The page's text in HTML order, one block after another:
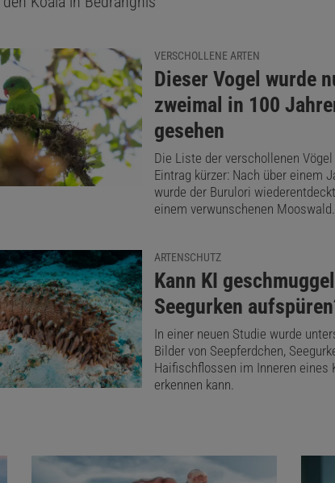
VERSCHOLLENE ARTEN
:
Dieser Vogel wurde
zweimal in 100
gesehen
Die Liste der verschollenen
Eintrag kürzer: Nach über einem
wurde der Burulori
einem verwunschenen Mooswald.
ARTENSCHUTZ
:
Kann KI
Seegurken
In einer neuen Studie wurde
Bilder von Seepferdchen,
Haifischflossen im Inneren eines
erkennen kann.